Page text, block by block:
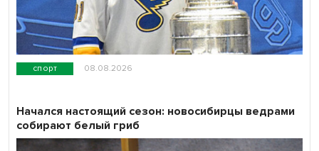
спорт 08.08.2026
Начался настоящий сезон: новосибирцы ведрами
собирают белый гриб